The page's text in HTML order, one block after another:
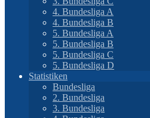
4. Bundesliga A
4. Bundesliga B
5. Bundesliga A
5. Bundesliga B
5. Bundesliga C
5. Bundesliga D
Statistiken
Bundesliga
2. Bundesliga
3. Bundesliga